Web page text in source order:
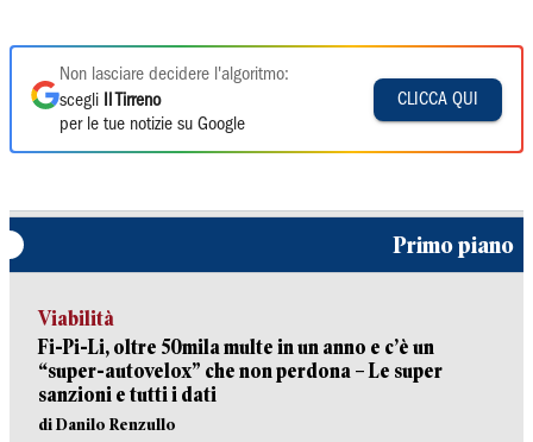
Non lasciare decidere l'algoritmo:
scegli
Il Tirreno
per le tue notizie su Google
CLICCA QUI
Primo piano
Viabilità
Fi-Pi-Li, oltre 50mila multe in un anno e c’è un
“super-autovelox” che non perdona – Le super
sanzioni e tutti i dati
di Danilo Renzullo